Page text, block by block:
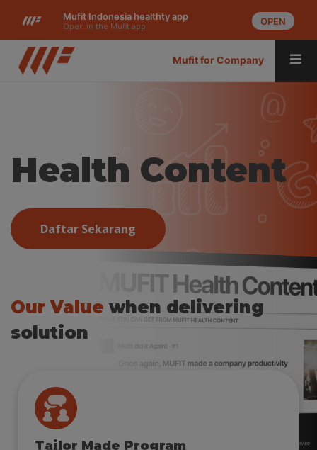
Mufit Indonesia healthty app
Open in the Mufit app OPEN
Mufit for Company
Health Content
Daftar Sekarang
Our Value when delivering
solution
Tailor Made Program